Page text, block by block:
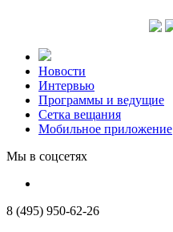
Новости
Интервью
Программы и ведущие
Сетка вещания
Мобильное приложение
Мы в соцсетях
8 (495) 950-62-26